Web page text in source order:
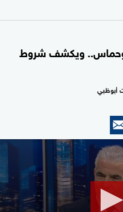
وحماس.. ويكشف شروط
minutes,
39
seconds